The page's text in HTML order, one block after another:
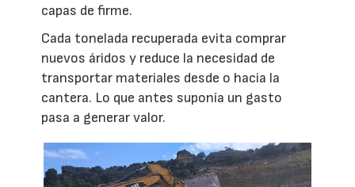
capas de firme.
Cada tonelada recuperada evita comprar
nuevos áridos y reduce la necesidad de
transportar materiales desde o hacia la
cantera. Lo que antes suponía un gasto
pasa a generar valor.